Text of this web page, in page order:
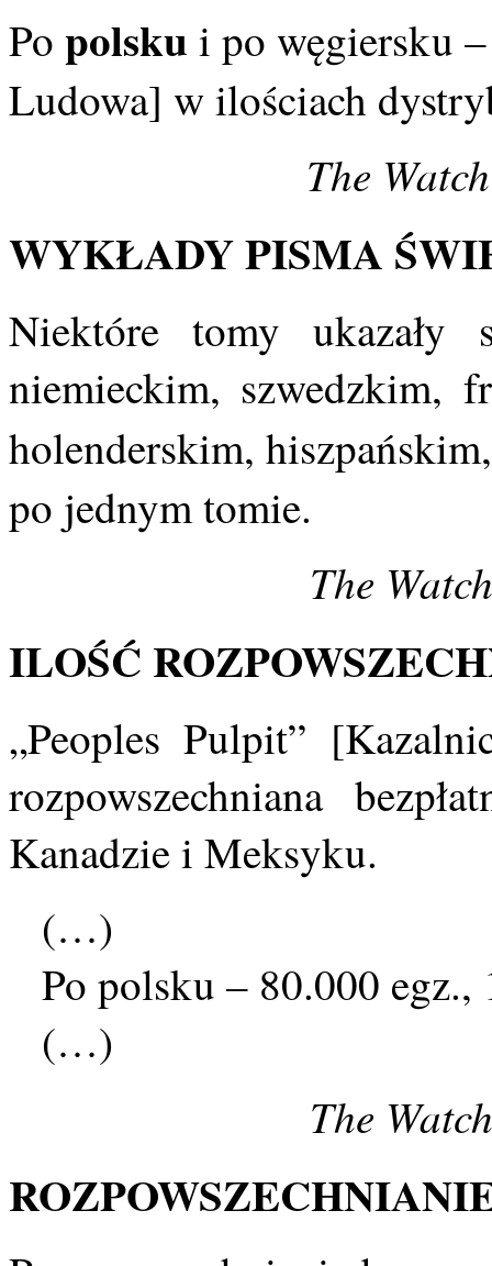
Po polsku i po węgiersku
Ludowa] w ilościach
The
WYKŁADY PISMA
Niektóre tomy
niemieckim, szwedzkim,
holenderskim,
po jednym tomie.
The
ILOŚĆ
„Peoples Pulpit”
rozpowszechniana
Kanadzie i Meksyku.
(…)
Po polsku – 80.000 egz.,
(…)
The